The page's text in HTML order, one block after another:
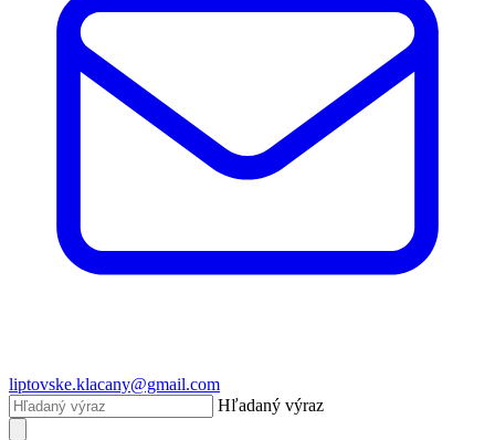
liptovske.klacany@gmail.com
Hľadaný výraz